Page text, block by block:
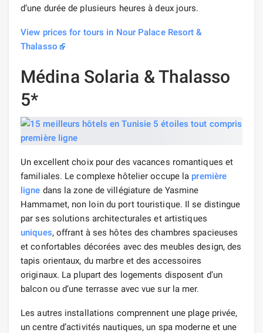
d’une durée de plusieurs heures à deux jours.
View prices for tours in Nour Palace Resort &
Thalasso
Médina Solaria & Thalasso
5*
Un excellent choix pour des vacances romantiques et
familiales. Le complexe hôtelier occupe la première
ligne dans la zone de villégiature de Yasmine
Hammamet, non loin du port touristique. Il se distingue
par ses solutions architecturales et artistiques
uniques, offrant à ses hôtes des chambres spacieuses
et confortables décorées avec des meubles design, des
tapis orientaux, du marbre et des accessoires
originaux. La plupart des logements disposent d’un
balcon ou d’une terrasse avec vue sur la mer.
Les autres installations comprennent une plage privée,
un centre d’activités nautiques, un spa moderne et une